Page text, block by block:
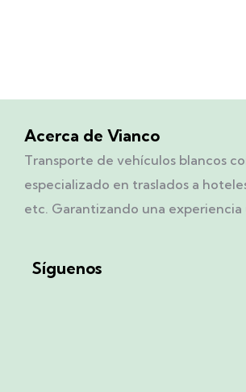
Acerca de Vianco
Transporte de vehículos blancos
especializado en traslados a
etc. Garantizando una experiencia
Síguenos